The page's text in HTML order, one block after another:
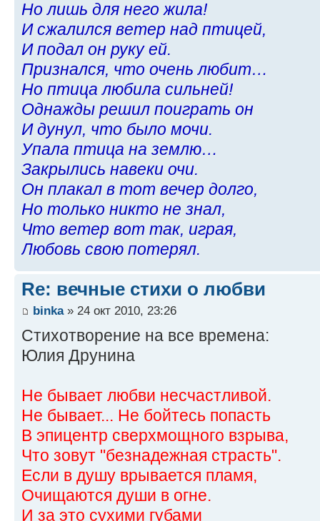
Но лишь для него жила!
И сжалился ветер над птицей,
И подал он руку ей.
Признался, что очень любит…
Но птица любила сильней!
Однажды решил поиграть он
И дунул, что было мочи.
Упала птица на землю…
Закрылись навеки очи.
Он плакал в тот вечер долго,
Но только никто не знал,
Что ветер вот так, играя,
Любовь свою потерял.
Re: вечные стихи о любви
binka» 24 окт 2010, 23:26
Стихотворение на все времена:
Юлия Друнина
Не бывает любви несчастливой.
Не бывает... Не бойтесь попасть
В эпицентр сверхмощного взрыва,
Что зовут "безнадежная страсть".
Если в душу врывается пламя,
Очищаются души в огне.
И за это сухими губами